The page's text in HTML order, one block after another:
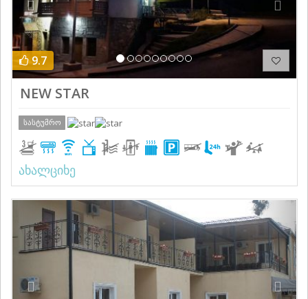
9.7
NEW STAR
სასტუმრო
ახალციხე
Previous Next